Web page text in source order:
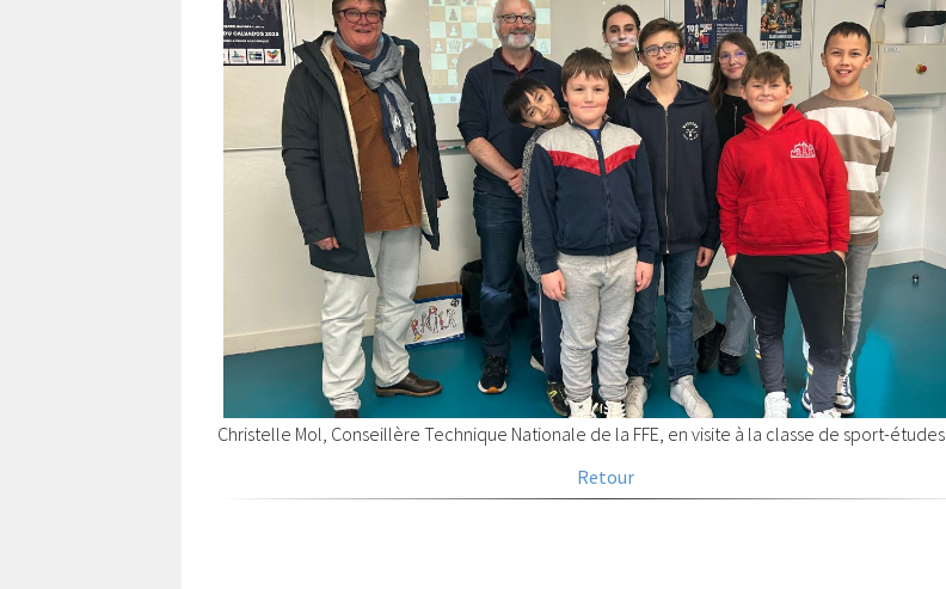
Christelle Mol, Conseillère Technique Nationale de la FFE, en visite à la classe de sport-études
Retour